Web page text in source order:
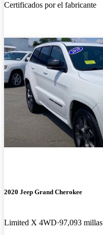
Certificados por el fabricante
2020 Jeep Grand Cherokee
Limited X 4WD 97,093 millas